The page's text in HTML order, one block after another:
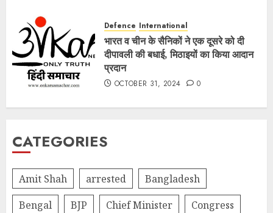
Defence International
भारत व चीन के सैनिकों ने एक दूसरे को दी
दीपावली की बधाई, मिठाइयों का किया आदान
प्रदान
OCTOBER 31, 2024 0
CATEGORIES
Amit Shah arrested
Bangladesh
Bengal
BJP Chief Minister
Congress